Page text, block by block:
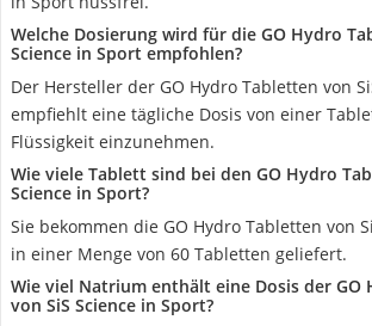
Welche Dosierung wird für die GO Hydro
Science in Sport empfohlen?
Der Hersteller der GO Hydro Tabletten von
empfiehlt eine tägliche Dosis von einer
Flüssigkeit einzunehmen.
Wie viele Tablett sind bei den GO Hydro
Science in Sport?
Sie bekommen die GO Hydro Tabletten von
in einer Menge von 60 Tabletten geliefert.
Wie viel Natrium enthält eine Dosis der GO
von SiS Science in Sport?